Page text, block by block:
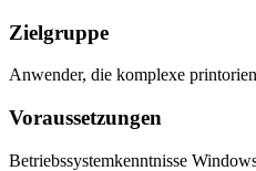
Zielgruppe
Anwender, die komplexe
Voraussetzungen
Betriebssystemkenntnisse